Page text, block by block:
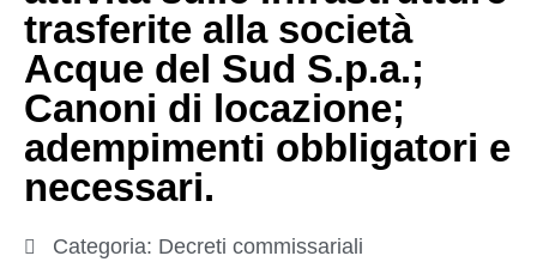
trasferite alla società
Acque del Sud S.p.a.;
Canoni di locazione;
adempimenti obbligatori e
necessari.
Categoria: Decreti commissariali